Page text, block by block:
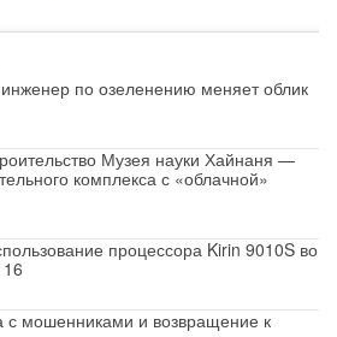
по озеленению меняет облик
Музея науки Хайнаня —
комплекса с «облачной»
процессора Kirin 9010S во
с мошенниками и возвращение к